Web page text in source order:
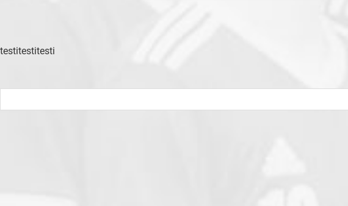
testitestitesti